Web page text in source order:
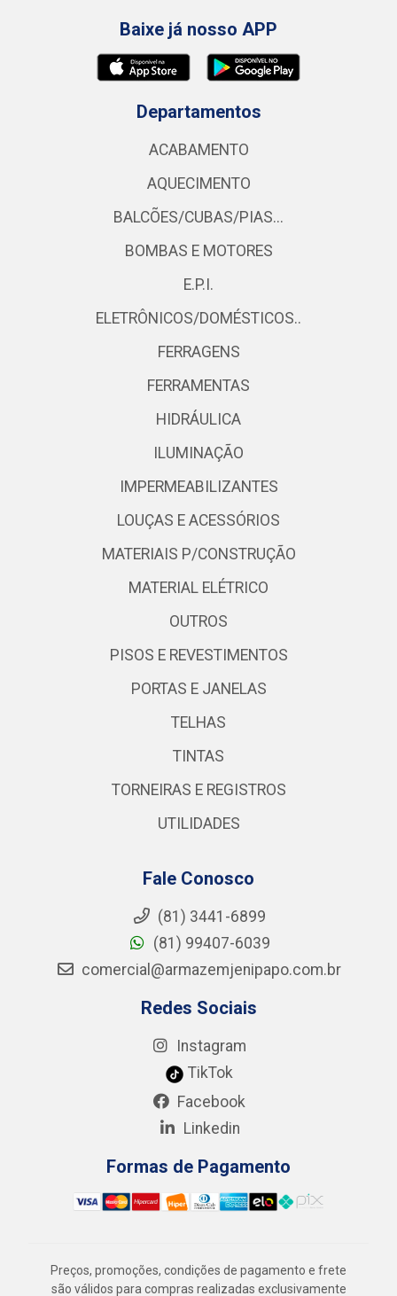
Baixe já nosso APP
Departamentos
ACABAMENTO
AQUECIMENTO
BALCÕES/CUBAS/PIAS...
BOMBAS E MOTORES
E.P.I.
ELETRÔNICOS/DOMÉSTICOS..
FERRAGENS
FERRAMENTAS
HIDRÁULICA
ILUMINAÇÃO
IMPERMEABILIZANTES
LOUÇAS E ACESSÓRIOS
MATERIAIS P/CONSTRUÇÃO
MATERIAL ELÉTRICO
OUTROS
PISOS E REVESTIMENTOS
PORTAS E JANELAS
TELHAS
TINTAS
TORNEIRAS E REGISTROS
UTILIDADES
Fale Conosco
(81) 3441-6899
(81) 99407-6039
comercial@armazemjenipapo.com.br
Redes Sociais
Instagram
TikTok
Facebook
Linkedin
Formas de Pagamento
Preços, promoções, condições de pagamento e frete
são válidos para compras realizadas exclusivamente